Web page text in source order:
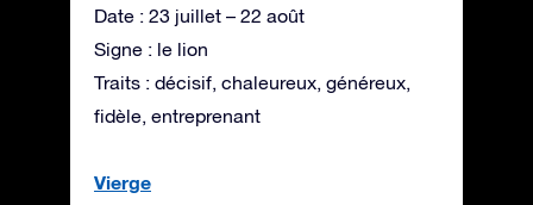
Date : 23 juillet – 22 août
Signe : le lion
Traits : décisif, chaleureux, généreux,
fidèle, entreprenant
Vierge